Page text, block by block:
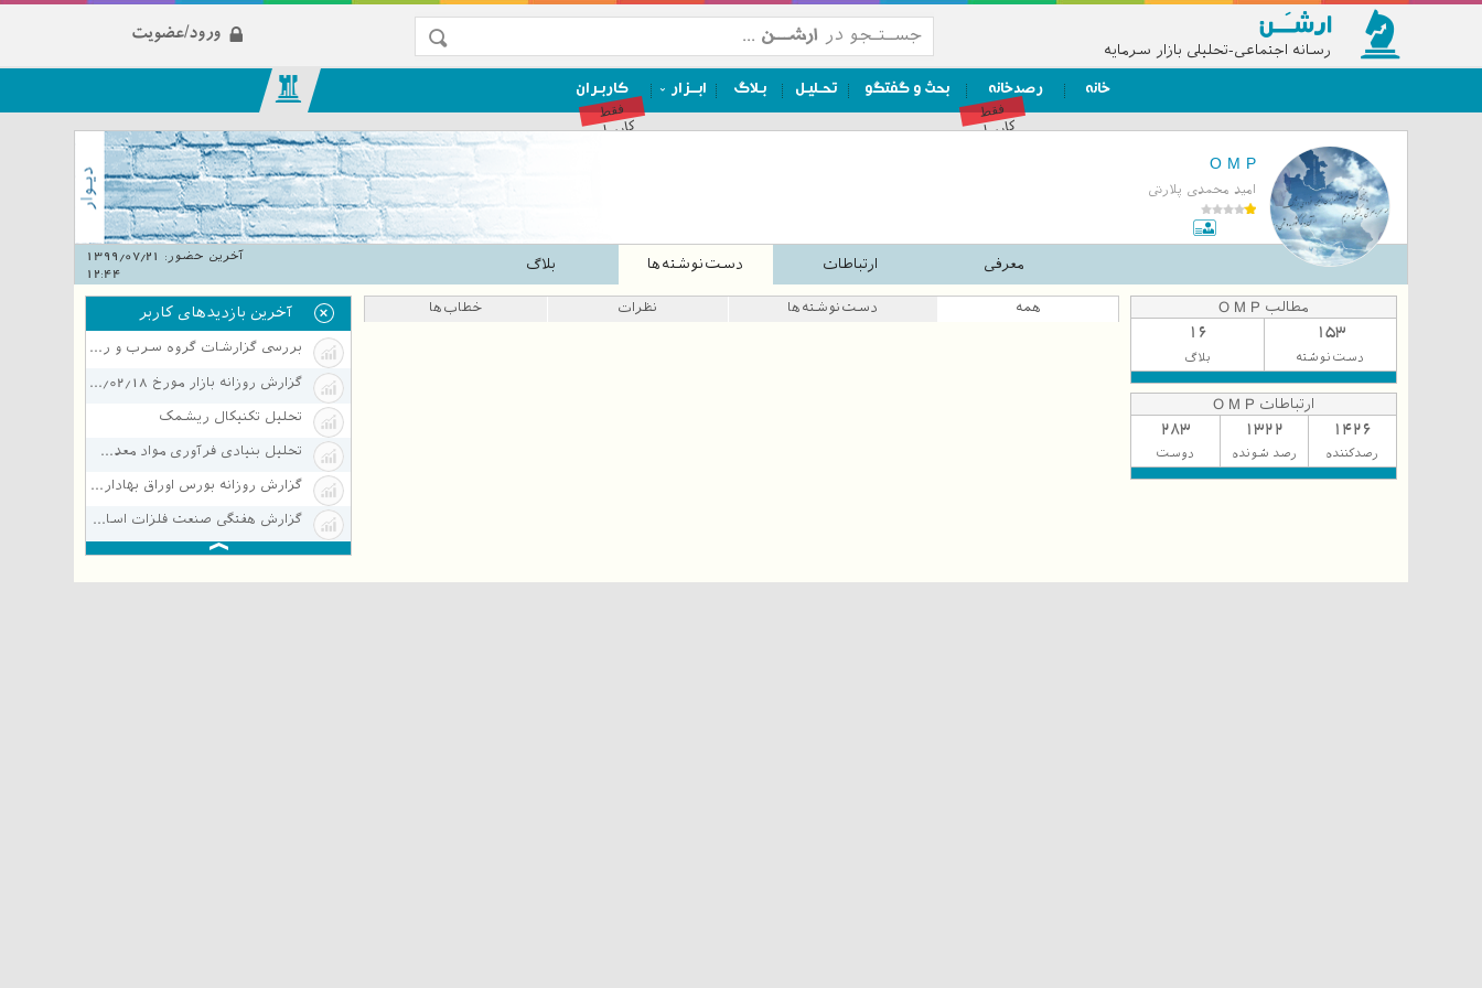
رسانه اجتماعی-تحلیلی بازار سرمایه
ورود/عضویت
خانه رصدخانه
فقط
کاربران
بحث و گفتگو تحـلیـل بـلاگ ابــزار کاربـران
فقط
کاربران
O M P
امید محمدی پلارتی
معرفی ارتباطات دست‌نوشته‌ها بلاگ آخرین حضور:
12:44
مطالب O M P
153
دست‌نوشته
16
بلاگ
ارتباطات O M P
1426
رصدکننده
1322
رصد شونده
283
دوست
همه دست‌نوشته‌ها نظرات خطاب‌ها آخرین بازدیدهای کاربر
بررسی گزارشات گروه سرب و روی
گزارش روزانه بازار مورخ 1398/02/18
تحلیل تکنیکال ریشمک
تحلیل بنیادی فرآوری مواد معدنی ایران
گزارش روزانه بورس اوراق بهادار - 9 تیر 1395
گزارش هفتگی صنعت فلزات اساسی(فولاد وسرب و روی) از 28 بهمن ماه 1396 الی ...